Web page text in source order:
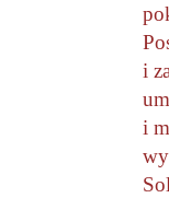
i
i